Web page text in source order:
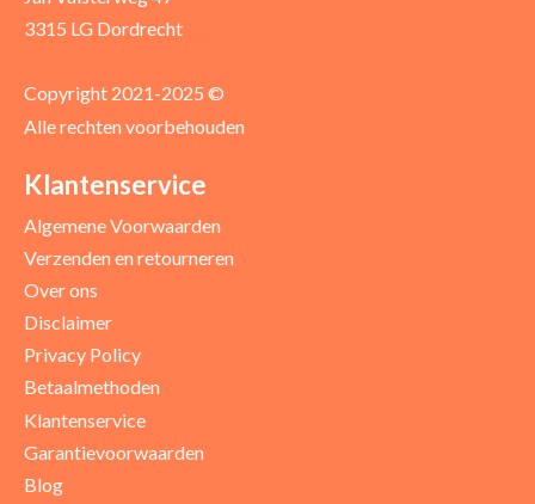
Uw beoordeling
3315 LG Dordrecht
Copyright 2021-2025 ©
Alle rechten voorbehouden
Klantenservice
Algemene Voorwaarden
Verzenden en retourneren
Over ons
Disclaimer
Privacy Policy
Betaalmethoden
Klantenservice
Garantievoorwaarden
Blog